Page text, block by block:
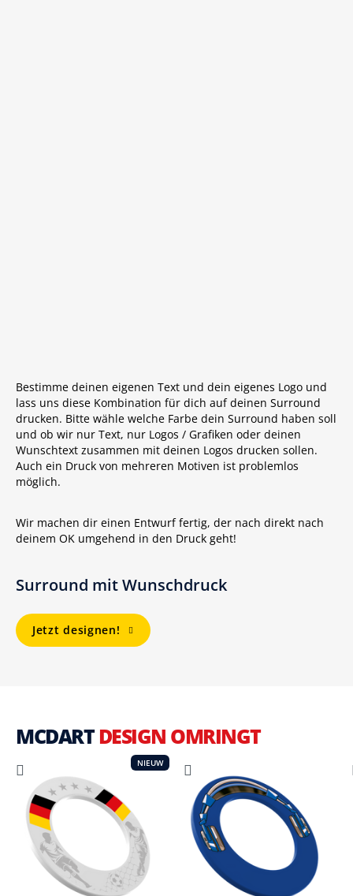
Bestimme deinen eigenen Text und dein eigenes Logo und
lass uns diese Kombination für dich auf deinen Surround
drucken. Bitte wähle welche Farbe dein Surround haben soll
und ob wir nur Text, nur Logos / Grafiken oder deinen
Wunschtext zusammen mit deinen Logos drucken sollen.
Auch ein Druck von mehreren Motiven ist problemlos
möglich.
Wir machen dir einen Entwurf fertig, der nach direkt nach
deinem OK umgehend in den Druck geht!
Surround mit Wunschdruck
Jetzt designen!
MCDARTDESIGN OMRINGT
NIEUW